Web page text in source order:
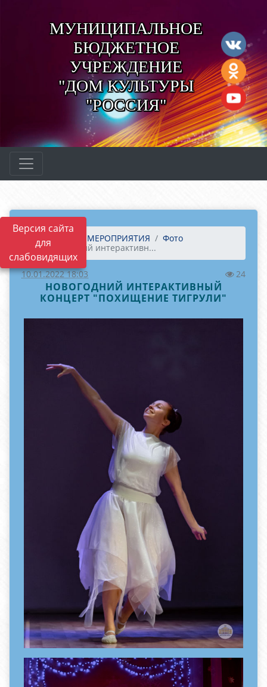
Версия сайта
для
слабовидящих
МУНИЦИПАЛЬНОЕ
БЮДЖЕТНОЕ
УЧРЕЖДЕНИЕ
"ДОМ КУЛЬТУРЫ
"РОССИЯ"
Главная МЕРОПРИЯТИЯ
Фото
Новогодний интерактивн...
10.01.2022 18:03 24
НОВОГОДНИЙ ИНТЕРАКТИВНЫЙ
КОНЦЕРТ "ПОХИЩЕНИЕ ТИГРУЛИ"